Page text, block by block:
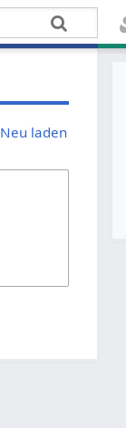
Neu laden